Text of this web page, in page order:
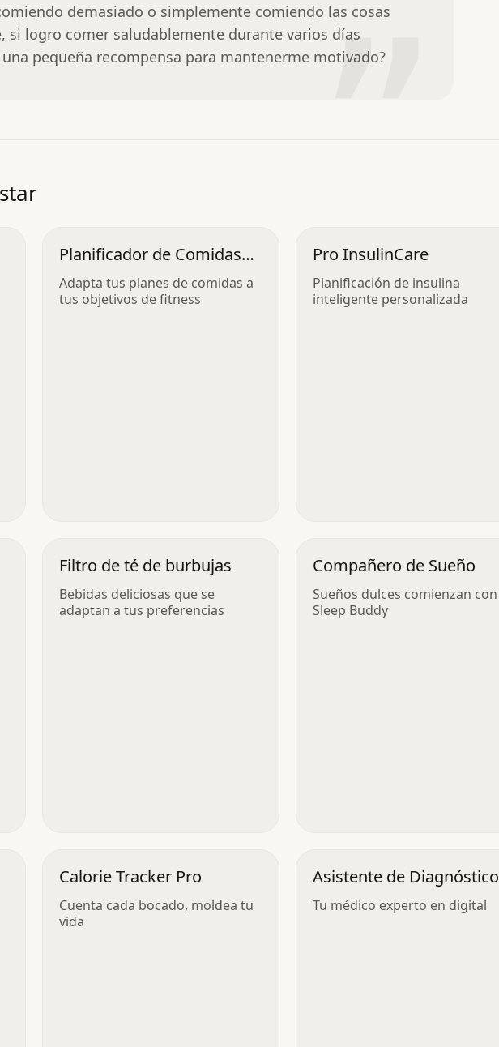
demasiado o simplemente comiendo las cosas
si logro comer saludablemente durante varios días
pequeña recompensa para mantenerme motivado?
”
Planificador de Comidas
Macro
Adapta tus planes de comidas a
tus objetivos de fitness
Pro InsulinCare
Planificación de insulina
inteligente personalizada
Filtro de té de burbujas
Bebidas deliciosas que se
adaptan a tus preferencias
Compañero de Sueño
Sueños dulces comienzan con
Sleep Buddy
Calorie Tracker Pro
Cuenta cada bocado, moldea tu
vida
Asistente de Diagnóstico
de Salud
Tu médico experto en digital